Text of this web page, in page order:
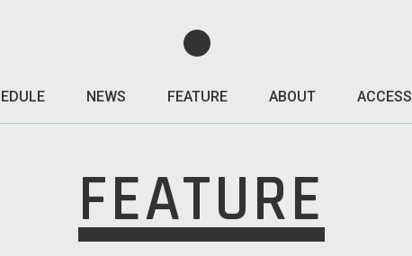
NEWS FEATURE ABOUT ACCESS
FEATURE